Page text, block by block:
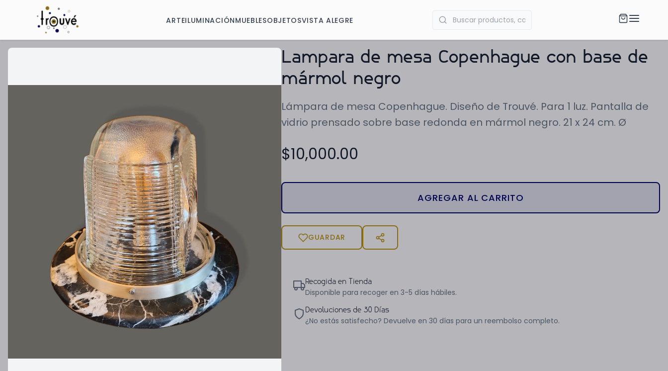
ARTEILUMINACIÓNMUEBLESOBJETOSVISTA ALEGRE
Lampara de mesa Copenhague con base de
mármol negro
Lámpara de mesa Copenhague. Diseño de Trouvé. Para 1 luz. Pantalla de
vidrio prensado sobre base redonda en mármol negro. 21 x 24 cm. Ø
$10,000.00
AGREGAR AL CARRITO
GUARDAR
Recogida en Tienda
Disponible para recoger en 3-5 días hábiles.
Devoluciones de 30 Días
¿No estás satisfecho? Devuelve en 30 días para un reembolso completo.